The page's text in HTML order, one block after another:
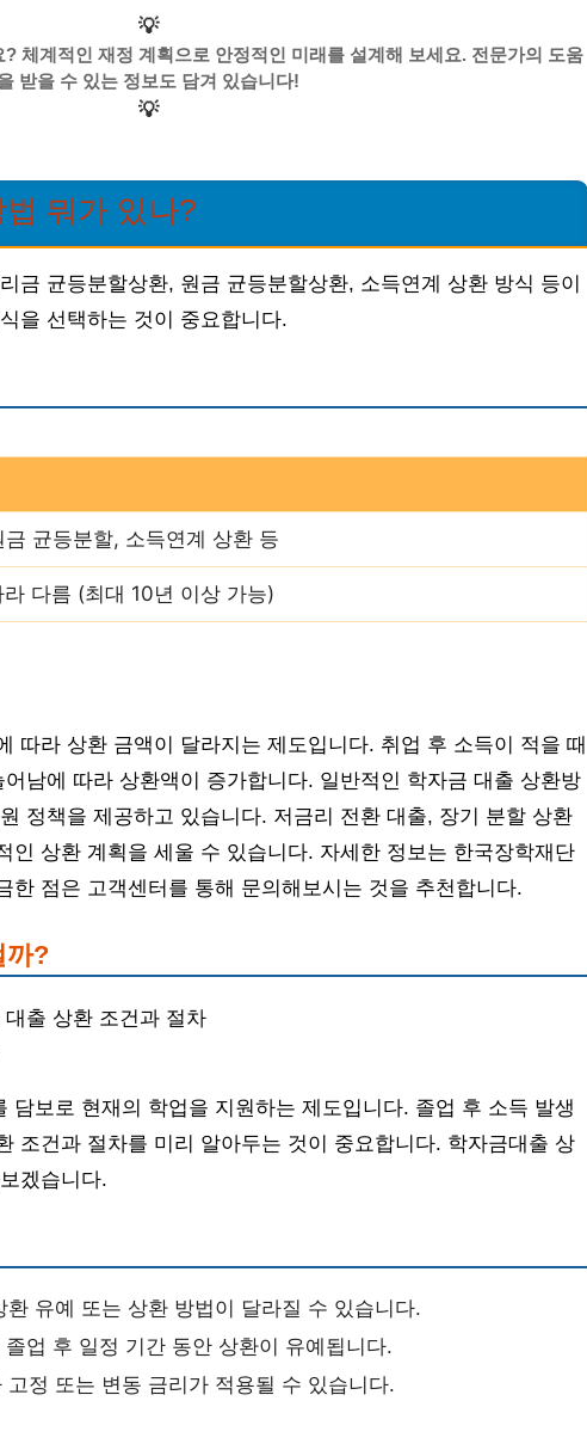
💡
체계적인 재정 계획으로 안정적인 미래를 설계해 보세요. 전문가의 도움
받을 수 있는 정보도 담겨 있습니다!
💡
뭐가 있나?
금 균등분할상환, 원금 균등분할상환, 소득연계 상환 방식 등이
을 선택하는 것이 중요합니다.
금 균등분할, 소득연계 상환 등
라 다름 (최대 10년 이상 가능)
따라 상환 금액이 달라지는 제도입니다. 취업 후 소득이 적을 때
남에 따라 상환액이 증가합니다. 일반적인 학자금 대출 상환방
정책을 제공하고 있습니다. 저금리 전환 대출, 장기 분할 상환
인 상환 계획을 세울 수 있습니다. 자세한 정보는 한국장학재단
한 점은 고객센터를 통해 문의해보시는 것을 추천합니다.
까?
출 상환 조건과 절차
담보로 현재의 학업을 지원하는 제도입니다. 졸업 후 소득 발생
조건과 절차를 미리 알아두는 것이 중요합니다. 학자금대출 상
겠습니다.
환 유예 또는 상환 방법이 달라질 수 있습니다.
졸업 후 일정 기간 동안 상환이 유예됩니다.
고정 또는 변동 금리가 적용될 수 있습니다.